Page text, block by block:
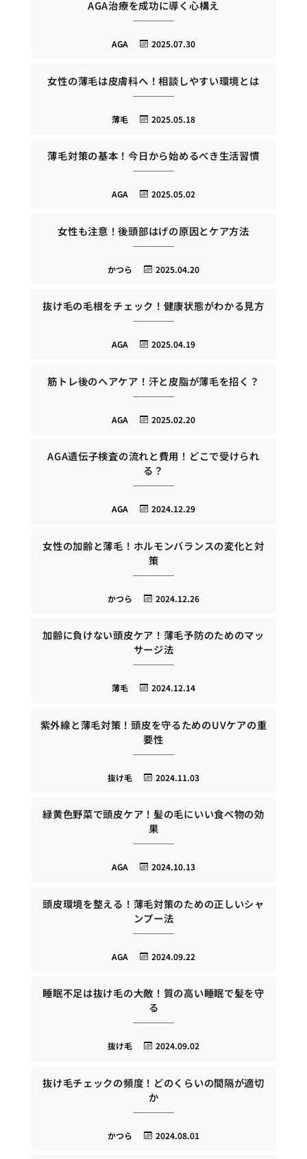
AGA治療を成功に導く心構え
2025.07.30
AGA
女性の薄毛は皮膚科へ！相談しやすい環境とは
2025.05.18
薄毛
薄毛対策の基本！今日から始めるべき生活習慣
2025.05.02
AGA
女性も注意！後頭部はげの原因とケア方法
2025.04.20
かつら
抜け毛の毛根をチェック！健康状態がわかる見方
2025.04.19
AGA
筋トレ後のヘアケア！汗と皮脂が薄毛を招く？
2025.02.20
AGA
AGA遺伝子検査の流れと費用！どこで受けられ
る？
2024.12.29
AGA
女性の加齢と薄毛！ホルモンバランスの変化と対
策
2024.12.26
かつら
加齢に負けない頭皮ケア！薄毛予防のためのマッ
サージ法
2024.12.14
薄毛
紫外線と薄毛対策！頭皮を守るためのUVケアの重
要性
2024.11.03
抜け毛
緑黄色野菜で頭皮ケア！髪の毛にいい食べ物の効
果
2024.10.13
AGA
頭皮環境を整える！薄毛対策のための正しいシャ
ンプー法
2024.09.22
AGA
睡眠不足は抜け毛の大敵！質の高い睡眠で髪を守
る
2024.09.02
抜け毛
抜け毛チェックの頻度！どのくらいの間隔が適切
か
2024.08.01
かつら